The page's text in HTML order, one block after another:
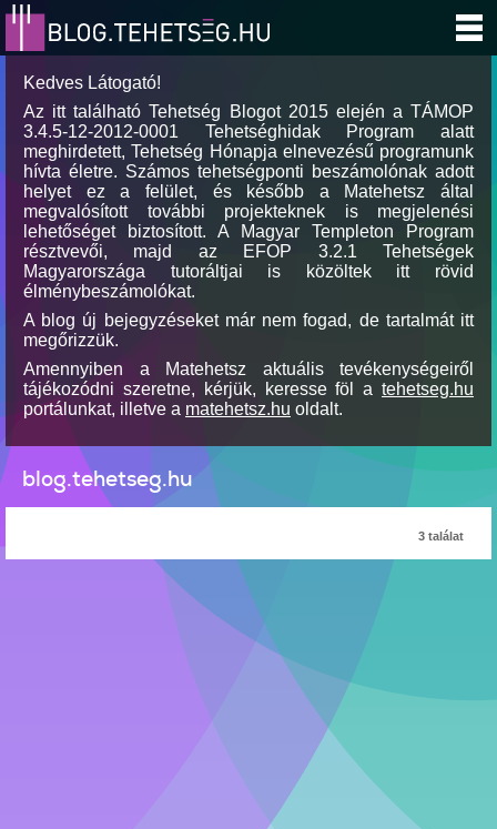
Kedves Látogató!
Az itt található Tehetség Blogot 2015 elején a TÁMOP
3.4.5-12-2012-0001 Tehetséghidak Program alatt
meghirdetett, Tehetség Hónapja elnevezésű programunk
hívta életre. Számos tehetségponti beszámolónak adott
helyet ez a felület, és később a Matehetsz által
megvalósított további projekteknek is megjelenési
lehetőséget biztosított. A Magyar Templeton Program
résztvevői, majd az EFOP 3.2.1 Tehetségek
Magyarországa tutoráltjai is közöltek itt rövid
élménybeszámolókat.
A blog új bejegyzéseket már nem fogad, de tartalmát itt
megőrizzük.
Amennyiben a Matehetsz aktuális tevékenységeiről
tájékozódni szeretne, kérjük, keresse föl a tehetseg.hu
portálunkat, illetve a matehetsz.hu oldalt.
blog.tehetseg.hu
3 találat